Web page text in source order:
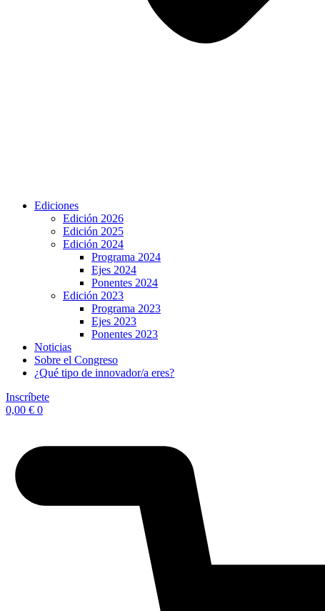
Ediciones
Edición 2026
Edición 2025
Edición 2024
Programa 2024
Ejes 2024
Ponentes 2024
Edición 2023
Programa 2023
Ejes 2023
Ponentes 2023
Noticias
Sobre el Congreso
¿Qué tipo de innovador/a eres?
Inscríbete
0,00 € 0